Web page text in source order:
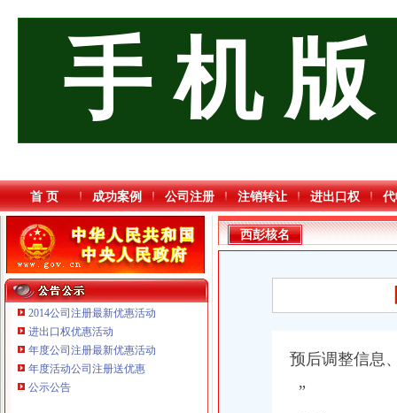
手 机 版
首 页 成功案例 公司注册 注销转让 进出口权
2014公司注册最新优惠活动
进出口权优惠活动
年度公司注册最新优惠活动
年度活动公司注册送优惠
公示公告
西彭核名
预后调整信息
”